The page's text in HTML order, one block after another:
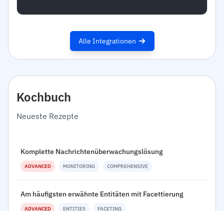
Alle Integrationen
Kochbuch
Neueste Rezepte
Komplette Nachrichtenüberwachungslösung
ADVANCED MONITORING COMPREHENSIVE
Am häufigsten erwähnte Entitäten mit Facettierung
ADVANCED ENTITIES FACETING